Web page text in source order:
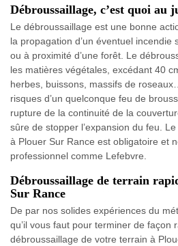
Débroussaillage, c’est quoi au
Le débroussaillage est une bonne
la propagation d’un éventuel
ou à proximité d’une forêt. Le
les matières végétales, excédant 40
herbes, buissons, massifs de
risques d’un quelconque feu de
rupture de la continuité de la
sûre de stopper l’expansion du feu.
à Plouer Sur Rance est obligatoire et
professionnel comme Lefebvre.
Débroussaillage de terrain
Sur Rance
De par nos solides expériences du
qu’il vous faut pour terminer de façon
débroussaillage de votre terrain à